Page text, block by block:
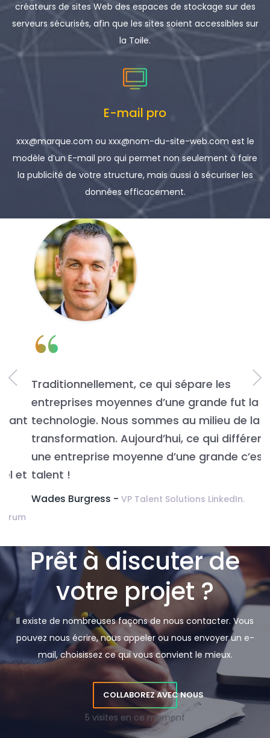
créateurs de sites Web des espaces de stockage sur des
serveurs sécurisés, afin que les sites soient accessibles sur
la Toile.
E-mail pro
xxx@marque.com ou xxx@nom-du-site-web.com est le
modèle d’un E-mail pro qui permet non seulement à faire
la publicité de votre structure, mais aussi à sécuriser les
données efficacement.
“
Traditionnellement, ce qui sépare les
entreprises moyennes d’une grande fut la
technologie. Nous sommes au milieu de la
transformation. Aujourd’hui, ce qui différencie
une entreprise moyenne d’une grande c’est le
talent !
Wades Burgress -VP Talent Solutions LinkedIn.
Prêt à discuter de
votre projet ?
Il existe de nombreuses façons de nous contacter. Vous
pouvez nous écrire, nous appeler ou nous envoyer un e-
mail, choisissez ce qui vous convient le mieux.
COLLABOREZ AVEC NOUS
5 visites en ce moment